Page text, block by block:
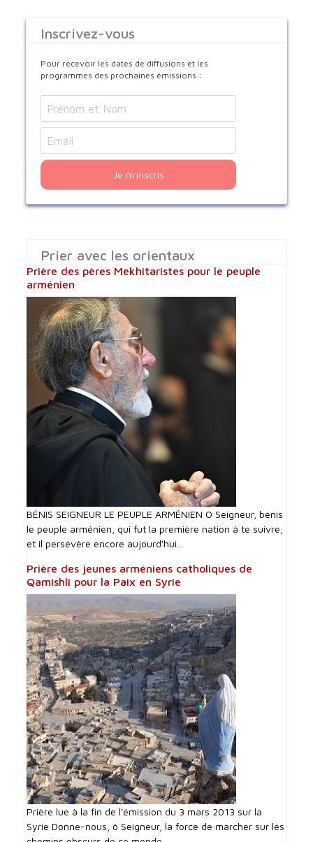
Inscrivez-vous
Pour recevoir les dates de diffusions et les
programmes des prochaines émissions :
Je m'inscris
Prier avec les orientaux
Prière des pères Mekhitaristes pour le peuple
arménien
BÉNIS SEIGNEUR LE PEUPLE ARMÉNIEN O Seigneur, bénis
le peuple arménien, qui fut la première nation à te suivre,
et il persévère encore aujourd'hui...
Prière des jeunes arméniens catholiques de
Qamishli pour la Paix en Syrie
Prière lue à la fin de l'émission du 3 mars 2013 sur la
Syrie Donne-nous, ô Seigneur, la force de marcher sur les